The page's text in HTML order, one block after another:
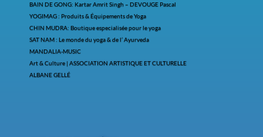
BAIN DE GONG: Kartar Amrit Singh – DEVOUGE Pascal
YOGIMAG : Produits & Équipements de Yoga
CHIN MUDRA: Boutique especialisée pour le yoga
SAT NAM : Le monde du yoga & de l’ Ayurveda
MANDALIA-MUSIC
Art & Culture | ASSOCIATION ARTISTIQUE ET CULTURELLE
ALBANE GELLÉ